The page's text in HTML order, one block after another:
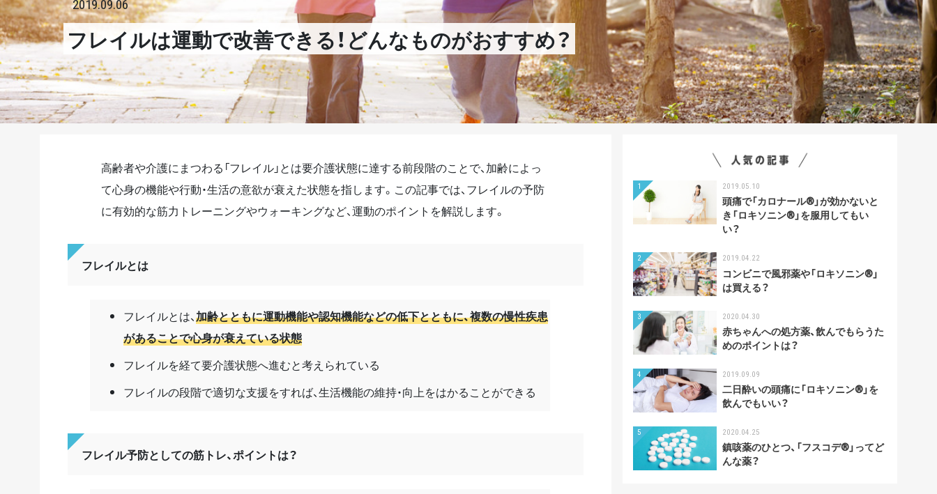
フレイルは運動で改善できる！どんなものがおすすめ？
高齢者や介護にまつわる「フレイル」とは要介護状態に達する前段階のことで、加齢によっ
て心身の機能や行動・生活の意欲が衰えた状態を指します。この記事では、フレイルの予防
に有効的な筋力トレーニングやウォーキングなど、運動のポイントを解説します。
フレイルとは
フレイルとは、加齢とともに運動機能や認知機能などの低下とともに、複数の慢性疾患
があることで心身が衰えている状態
フレイルを経て要介護状態へ進むと考えられている
フレイルの段階で適切な支援をすれば、生活機能の維持・向上をはかることができる
フレイル予防としての筋トレ、ポイントは？
1 2019.05.10
頭痛で「カロナール®」が効かないと
き「ロキソニン®︎」を服用してもい
い？
2 2019.04.22
コンビニで風邪薬や「ロキソニン®︎」
は買える？
3 2020.04.30
赤ちゃんへの処方薬、飲んでもらうた
めのポイントは？
4 2019.09.09
二日酔いの頭痛に「ロキソニン®」を
飲んでもいい？
5 2020.04.25
鎮咳薬のひとつ、「フスコデ®︎」ってど
んな薬？